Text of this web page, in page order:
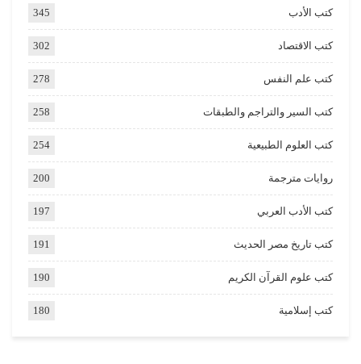
كتب الأدب 345
كتب الاقتصاد 302
كتب علم النفس 278
كتب السير والتراجم والطبقات 258
كتب العلوم الطبيعية 254
روايات مترجمة 200
كتب الأدب العربي 197
كتب تاريخ مصر الحديث 191
كتب علوم القرآن الكريم 190
كتب إسلامية 180